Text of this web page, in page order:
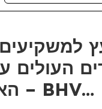
האחרון החשוב של 12 בספטמבר בתביעה ייצוגית בניירות ערך – BHV…